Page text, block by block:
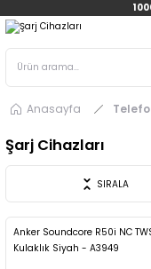
Anasayfa
Şarj Cihazları
SIRALA
Kargo Bedava
Anker Soundcore R50i NC
Kulaklık Siyah - A3949